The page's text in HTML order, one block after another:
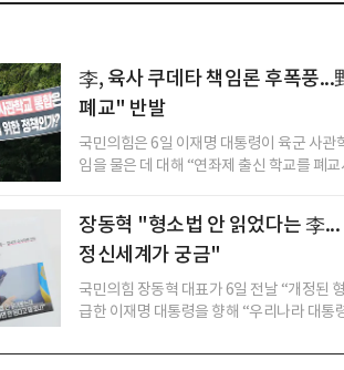
李, 육사 쿠데타 책임론 후폭풍
폐교" 반발
국민의힘은 6일 이재명 대통령이 육군 사관
임을 물은 데 대해 “연좌제 출신 학교를 폐
장동혁 "형소법 안 읽었다는 李
정신세계가 궁금"
국민의힘 장동혁 대표가 6일 전날 “개정된
급한 이재명 대통령을 향해 “우리나라 대통